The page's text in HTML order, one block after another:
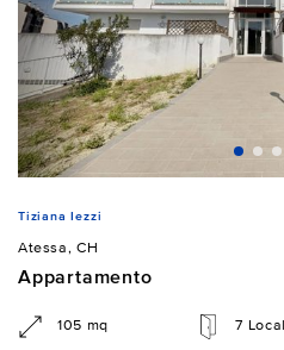
Tiziana Iezzi
Atessa, CH
Appartamento
105 mq 7